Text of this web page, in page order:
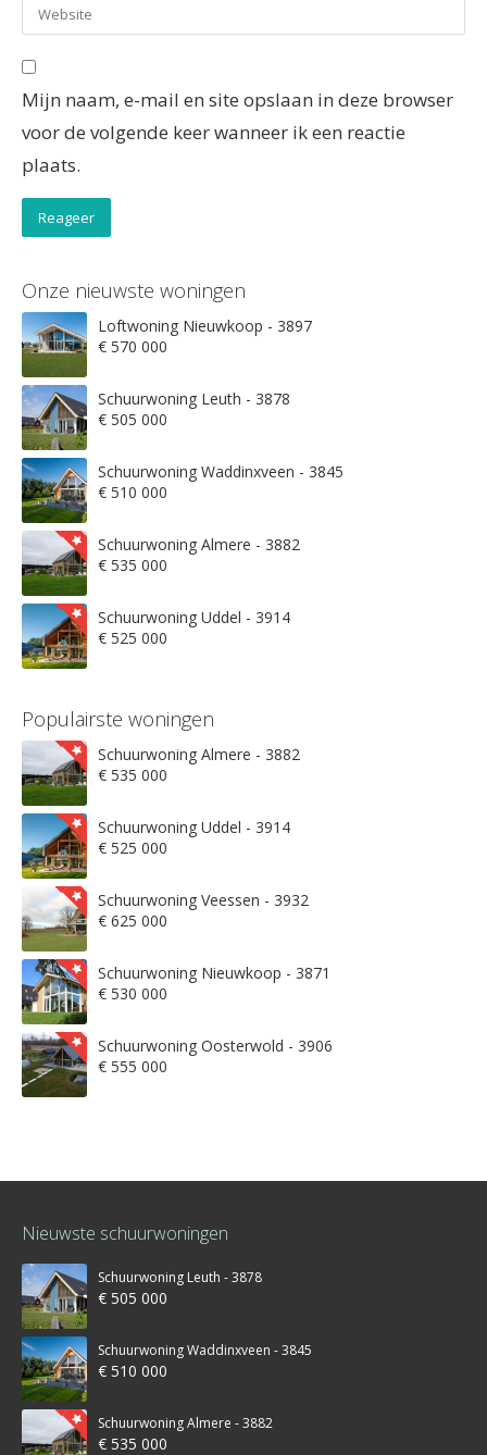
Mijn naam, e-mail en site opslaan in deze browser
voor de volgende keer wanneer ik een reactie
plaats.
Onze nieuwste woningen
Loftwoning Nieuwkoop - 3897
€ 570 000
Schuurwoning Leuth - 3878
€ 505 000
Schuurwoning Waddinxveen - 3845
€ 510 000
Schuurwoning Almere - 3882
€ 535 000
Schuurwoning Uddel - 3914
€ 525 000
Populairste woningen
Schuurwoning Almere - 3882
€ 535 000
Schuurwoning Uddel - 3914
€ 525 000
Schuurwoning Veessen - 3932
€ 625 000
Schuurwoning Nieuwkoop - 3871
€ 530 000
Schuurwoning Oosterwold - 3906
€ 555 000
Nieuwste schuurwoningen
Schuurwoning Leuth - 3878
€ 505 000
Schuurwoning Waddinxveen - 3845
€ 510 000
Schuurwoning Almere - 3882
€ 535 000